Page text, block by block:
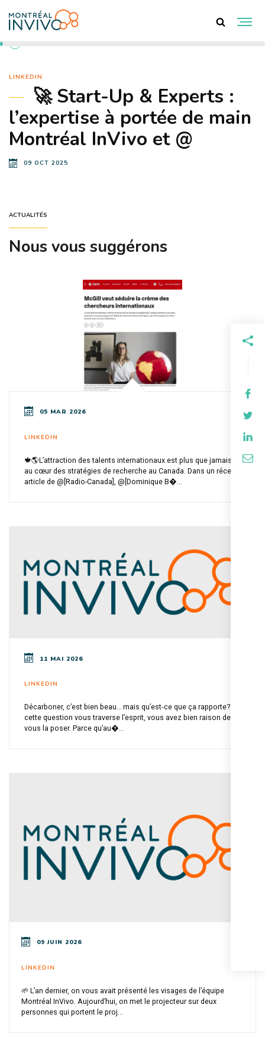
LINKEDIN
🚀 Start-Up & Experts :
l’expertise à portée de main
Montréal InVivo et @
09 OCT 2025
ACTUALITÉS
Nous vous suggérons
05 MAR 2026
LINKEDIN
🍁🌎L’attraction des talents internationaux est plus que jamais
au cœur des stratégies de recherche au Canada. Dans un récent
article de @[Radio-Canada], @[Dominique B�...
11 MAI 2026
LINKEDIN
Décarboner, c’est bien beau… mais qu’est‑ce que ça rapporte? Si
cette question vous traverse l’esprit, vous avez bien raison de
vous la poser. Parce qu’au�...
09 JUIN 2026
LINKEDIN
🌱 L’an dernier, on vous avait présenté les visages de l’équipe
Montréal InVivo. Aujourd’hui, on met le projecteur sur deux
personnes qui portent le proj...